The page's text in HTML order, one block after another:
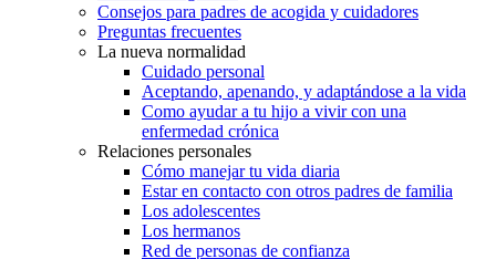
Consejos para padres de acogida y cuidadores
Preguntas frecuentes
La nueva normalidad
Cuidado personal
Aceptando, apenando, y adaptándose a la vida
Como ayudar a tu hijo a vivir con una
enfermedad crónica
Relaciones personales
Cómo manejar tu vida diaria
Estar en contacto con otros padres de familia
Los adolescentes
Los hermanos
Red de personas de confianza